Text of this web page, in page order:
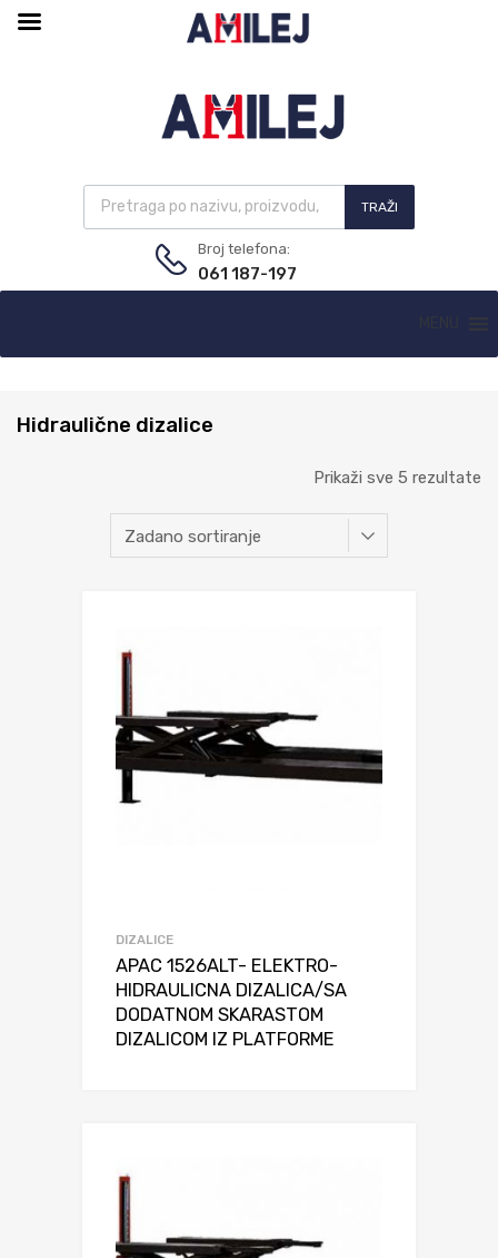
TRAŽI
Broj telefona:
061 187-197
Hidraulične dizalice
Prikaži sve 5 rezultate
DIZALICE
APAC 1526ALT- ELEKTRO-
HIDRAULICNA DIZALICA/SA
DODATNOM SKARASTOM
DIZALICOM IZ PLATFORME